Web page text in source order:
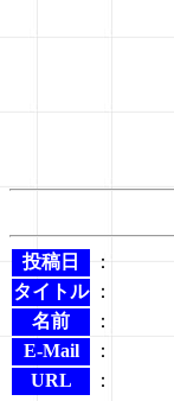
投稿日
：
タイトル
：
名前
：
E-Mail
：
URL
：